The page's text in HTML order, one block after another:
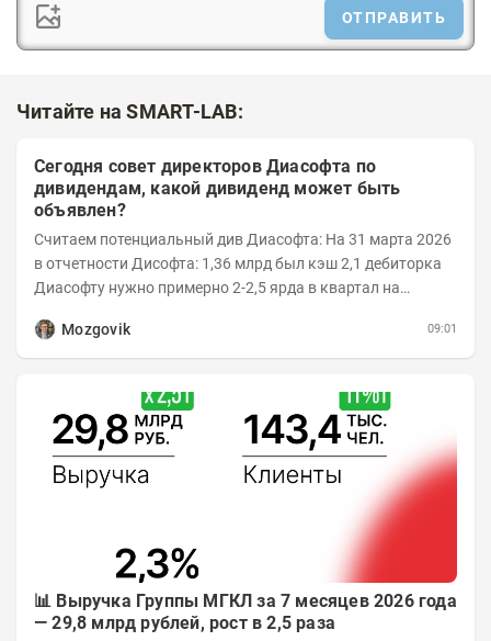
ОТПРАВИТЬ
Читайте на SMART-LAB:
Сегодня совет директоров Диасофта по
дивидендам, какой дивиденд может быть
объявлен?
Считаем потенциальный див Диасофта: На 31 марта 2026
в отчетности Дисофта: 1,36 млрд был кэш 2,1 дебиторка
Диасофту нужно примерно 2-2,5 ярда в квартал на
Mozgovik
09:01
📊 Выручка Группы МГКЛ за 7 месяцев 2026 года
— 29,8 млрд рублей, рост в 2,5 раза